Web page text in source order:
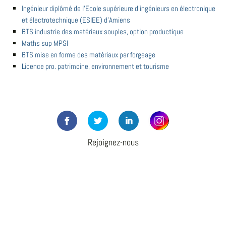
Ingénieur diplômé de l'Ecole supérieure d'ingénieurs en électronique
et électrotechnique (ESIEE) d'Amiens
BTS industrie des matériaux souples, option productique
Maths sup MPSI
BTS mise en forme des matériaux par forgeage
Licence pro. patrimoine, environnement et tourisme
Rejoignez-nous